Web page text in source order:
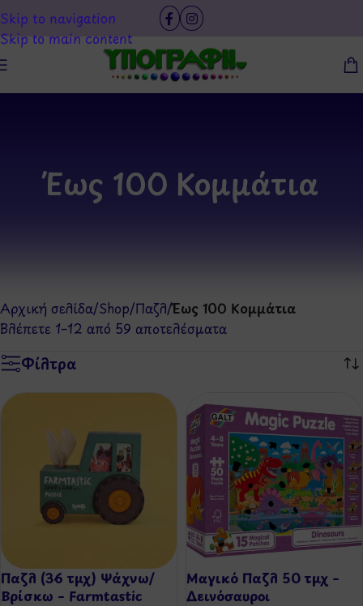
Skip to navigation
Skip to main content
Έως 100 Κομμάτια
Αρχική σελίδα/Shop/Παζλ/Έως 100 Κομμάτια
Βλέπετε 1–12 από 59 αποτελέσματα
Φίλτρα
Παζλ (36 τμχ) Ψάχνω/
Βρίσκω – Farmtastic
Μαγικό Παζλ 50 τμχ –
Δεινόσαυροι